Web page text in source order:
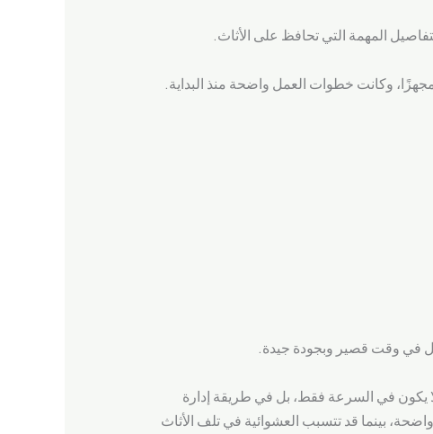
المهمة التي تحافظ على الأثاث.
وكانت خطوات العمل واضحة منذ البداية.
في وقت قصير وبجودة جيدة.
يكون في السرعة فقط، بل في طريقة إدارة
بينما قد تتسبب العشوائية في تلف الأثاث